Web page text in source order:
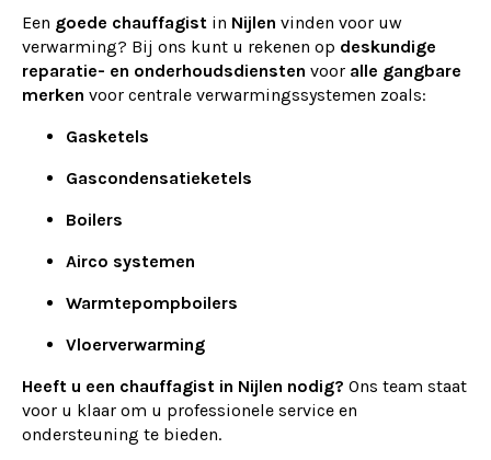
Een goede chauffagist in Nijlen vinden voor uw
verwarming? Bij ons kunt u rekenen op deskundige
reparatie- en onderhoudsdiensten voor alle gangbare
merken voor centrale verwarmingssystemen zoals:
Gasketels
Gascondensatieketels
Boilers
Airco systemen
Warmtepompboilers
Vloerverwarming
Heeft u een chauffagist in Nijlen nodig? Ons team staat
voor u klaar om u professionele service en
ondersteuning te bieden.